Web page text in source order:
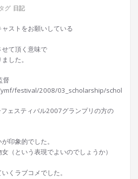
グ 日記
ストをお願いしている
て頂く意味で
した。
督
festival/2008/03_scholarship/
ェスティバル2007グランプリの方の
印象的でした。
（という表現でよいのでしょうか）
くラブコメでした。